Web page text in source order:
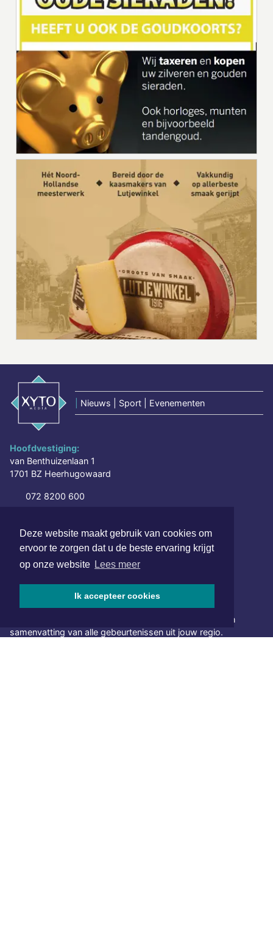
Deze website maakt gebruik van cookies om
ervoor te zorgen dat u de beste ervaring krijgt
op onze website Lees meer
Ik accepteer cookies
Nieuws | Sport | Evenementen
Hoofdvestiging:
van Benthuizenlaan 1
1701 BZ Heerhugowaard
072 8200 600
www.xyto.nl
SOCIAL MEDIA
NIEUWSBRIEF AANMELDEN
Schrijf je in voor onze nieuwsbrief en krijg wekelijks een
samenvatting van alle gebeurtenissen uit jouw regio.